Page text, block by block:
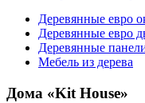
Деревянные евро
Деревянные евро
Деревянные
Мебель из дерева
Дома «Kit House»